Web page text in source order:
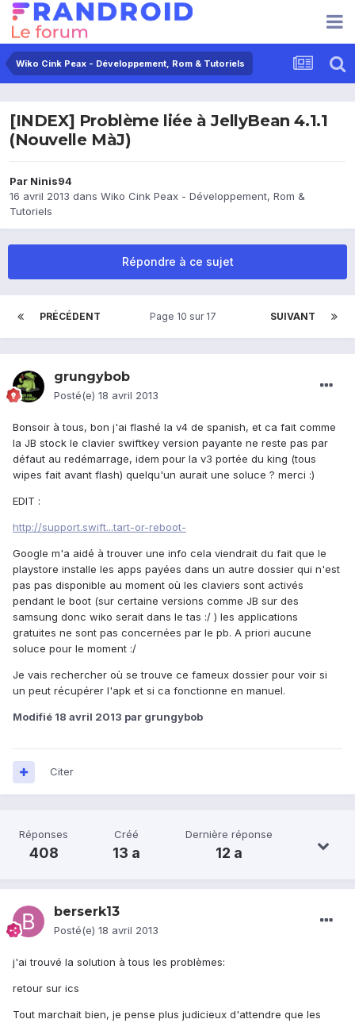
Wiko Cink Peax - Développement, Rom & Tutoriels
[INDEX] Problème liée à JellyBean 4.1.1
(Nouvelle MàJ)
Par Ninis94
16 avril 2013 dans Wiko Cink Peax - Développement, Rom &
Tutoriels
Répondre à ce sujet
PRÉCÉDENT SUIVANT
Page 10 sur 17
grungybob
Posté(e) 18 avril 2013
Bonsoir à tous, bon j'ai flashé la v4 de spanish, et ca fait comme
la JB stock le clavier swiftkey version payante ne reste pas par
défaut au redémarrage, idem pour la v3 portée du king (tous
wipes fait avant flash) quelqu'un aurait une soluce ? merci :)
EDIT :
http://support.swift...tart-or-reboot-
Google m'a aidé à trouver une info cela viendrait du fait que le
playstore installe les apps payées dans un autre dossier qui n'est
pas pas disponible au moment où les claviers sont activés
pendant le boot (sur certaine versions comme JB sur des
samsung donc wiko serait dans le tas :/ ) les applications
gratuites ne sont pas concernées par le pb. A priori aucune
soluce pour le moment :/
Je vais rechercher où se trouve ce fameux dossier pour voir si
un peut récupérer l'apk et si ca fonctionne en manuel.
Modifié 18 avril 2013 par grungybob
Citer
Réponses
408
Créé
13 a
Dernière réponse
12 a
berserk13
Posté(e) 18 avril 2013
j'ai trouvé la solution à tous les problèmes:
retour sur ics
Tout marchait bien, je pense plus judicieux d'attendre que les